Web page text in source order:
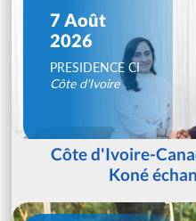
7 Août
2026
PRESIDENCE CI
Côte d'Ivoire
Côte d'Ivoire-
Koné